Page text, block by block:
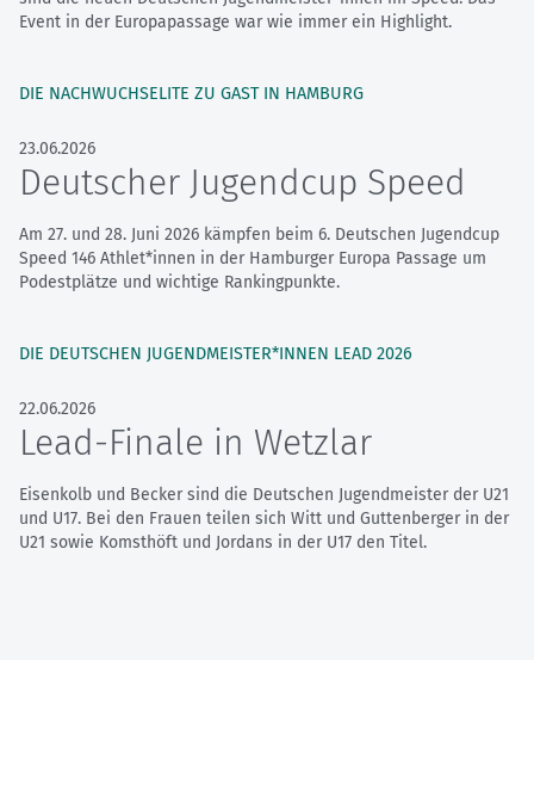
Event in der Europapassage war wie immer ein Highlight.
DIE NACHWUCHSELITE ZU GAST IN HAMBURG
23.06.2026
Deutscher Jugendcup Speed
Am 27. und 28. Juni 2026 kämpfen beim 6. Deutschen Jugendcup
Speed 146 Athlet*innen in der Hamburger Europa Passage um
Podestplätze und wichtige Rankingpunkte.
DIE DEUTSCHEN JUGENDMEISTER*INNEN LEAD 2026
22.06.2026
Lead-Finale in Wetzlar
Eisenkolb und Becker sind die Deutschen Jugendmeister der U21
und U17. Bei den Frauen teilen sich Witt und Guttenberger in der
U21 sowie Komsthöft und Jordans in der U17 den Titel.